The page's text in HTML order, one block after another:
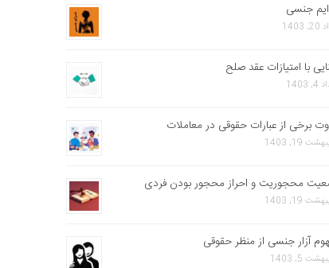
جنسی
با امتیازات عقد صلح
برخی از عبارات حقوقی در معاملات
19, 1403
محجوریت و احراز محجور بودن فردی
19, 1403
آزار جنسی از منظر حقوقی
5, 1403